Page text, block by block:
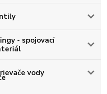
- spojovací
vody